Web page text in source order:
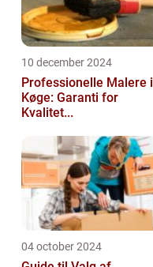
10 december 2024
Professionelle Malere i
Køge: Garanti for
Kvalitet...
04 october 2024